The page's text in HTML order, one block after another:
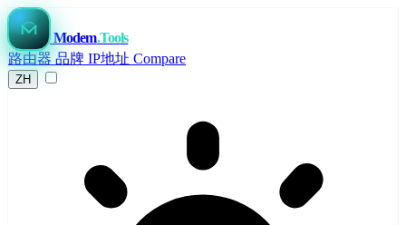
Modem.Tools
路由器 品牌 IP地址 Compare
ZH